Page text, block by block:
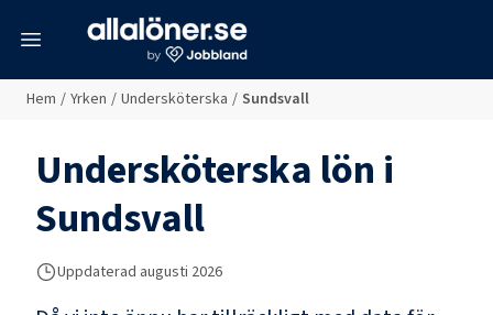
Hem / Yrken / Undersköterska / Sundsvall
Undersköterska lön i
Sundsvall
Uppdaterad augusti 2026